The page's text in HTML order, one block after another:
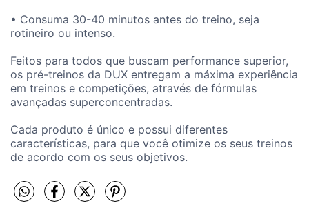
• Consuma 30-40 minutos antes do treino, seja
rotineiro ou intenso.
Feitos para todos que buscam performance superior,
os pré-treinos da DUX entregam a máxima experiência
em treinos e competições, através de fórmulas
avançadas superconcentradas.
Cada produto é único e possui diferentes
características, para que você otimize os seus treinos
de acordo com os seus objetivos.